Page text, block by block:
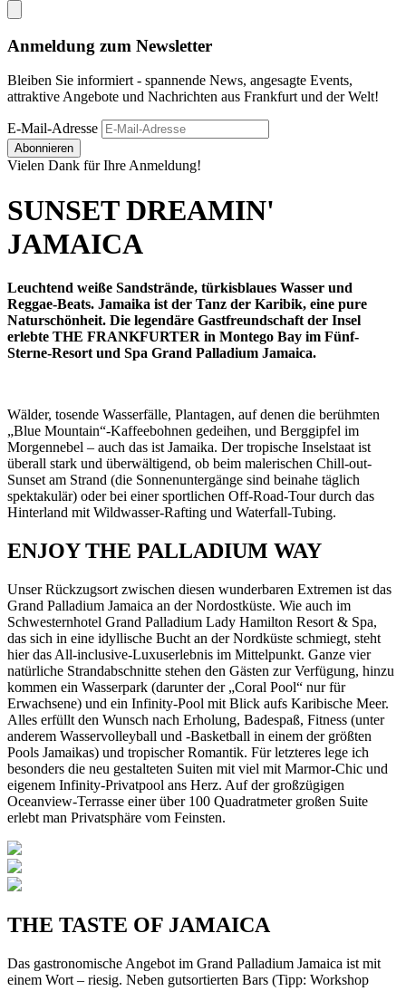
Anmeldung zum Newsletter
Bleiben Sie informiert - spannende News, angesagte Events,
attraktive Angebote und Nachrichten aus Frankfurt und der Welt!
E-Mail-Adresse
Abonnieren
Vielen Dank für Ihre Anmeldung!
SUNSET DREAMIN'
JAMAICA
Leuchtend weiße Sandstrände, türkisblaues Wasser und
Reggae-Beats. Jamaika ist der Tanz der Karibik, eine pure
Naturschönheit. Die legendäre Gastfreundschaft der Insel
erlebte THE FRANKFURTER in Montego Bay im Fünf-
Sterne-Resort und Spa Grand Palladium Jamaica.
Wälder, tosende Wasserfälle, Plantagen, auf denen die berühmten
„Blue Mountain“-Kaffeebohnen gedeihen, und Berggipfel im
Morgennebel – auch das ist Jamaika. Der tropische Inselstaat ist
überall stark und überwältigend, ob beim malerischen Chill-out-
Sunset am Strand (die Sonnenuntergänge sind beinahe täglich
spektakulär) oder bei einer sportlichen Off-Road-Tour durch das
Hinterland mit Wildwasser-Rafting und Waterfall-Tubing.
ENJOY THE PALLADIUM WAY
Unser Rückzugsort zwischen diesen wunderbaren Extremen ist das
Grand Palladium Jamaica an der Nordostküste. Wie auch im
Schwesternhotel Grand Palladium Lady Hamilton Resort & Spa,
das sich in eine idyllische Bucht an der Nordküste schmiegt, steht
hier das All-inclusive-Luxuserlebnis im Mittelpunkt. Ganze vier
natürliche Strandabschnitte stehen den Gästen zur Verfügung, hinzu
kommen ein Wasserpark (darunter der „Coral Pool“ nur für
Erwachsene) und ein Infinity-Pool mit Blick aufs Karibische Meer.
Alles erfüllt den Wunsch nach Erholung, Badespaß, Fitness (unter
anderem Wasservolleyball und -Basketball in einem der größten
Pools Jamaikas) und tropischer Romantik. Für letzteres lege ich
besonders die neu gestalteten Suiten mit viel mit Marmor-Chic und
eigenem Infinity-Privatpool ans Herz. Auf der großzügigen
Oceanview-Terrasse einer über 100 Quadratmeter großen Suite
erlebt man Privatsphäre vom Feinsten.
THE TASTE OF JAMAICA
Das gastronomische Angebot im Grand Palladium Jamaica ist mit
einem Wort – riesig. Neben gutsortierten Bars (Tipp: Workshop